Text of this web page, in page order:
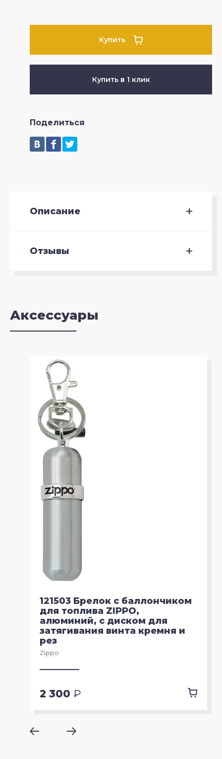
Купить
Купить в 1 клик
Поделиться
Описание
Отзывы
Аксессуары
121503 Брелок с баллончиком
для топлива ZIPPO,
алюминий, с диском для
затягивания винта кремня и
рез
Zippo
2 300 ₽